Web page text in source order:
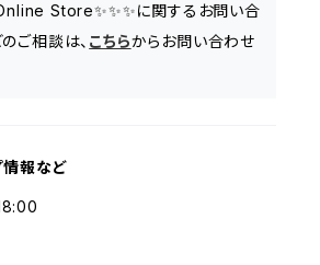
Store✨✨✨に関するお問い合
ご相談は、 こちらからお問い合わせ
情報など